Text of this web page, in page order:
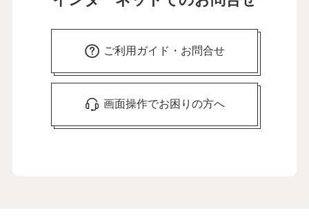
ご利用ガイド・お問合せ
画面操作でお困りの方へ